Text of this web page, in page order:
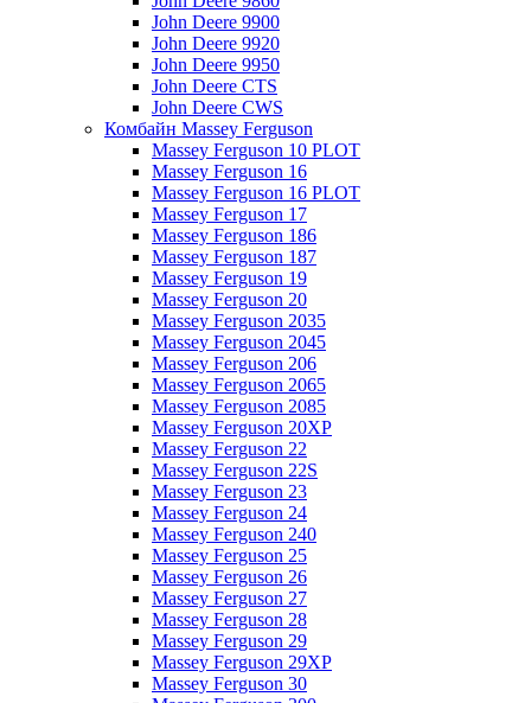
John Deere 9900
John Deere 9920
John Deere 9950
John Deere CTS
John Deere CWS
Комбайн Massey Ferguson
Massey Ferguson 10 PLOT
Massey Ferguson 16
Massey Ferguson 16 PLOT
Massey Ferguson 17
Massey Ferguson 186
Massey Ferguson 187
Massey Ferguson 19
Massey Ferguson 20
Massey Ferguson 2035
Massey Ferguson 2045
Massey Ferguson 206
Massey Ferguson 2065
Massey Ferguson 2085
Massey Ferguson 20XP
Massey Ferguson 22
Massey Ferguson 22S
Massey Ferguson 23
Massey Ferguson 24
Massey Ferguson 240
Massey Ferguson 25
Massey Ferguson 26
Massey Ferguson 27
Massey Ferguson 28
Massey Ferguson 29
Massey Ferguson 29XP
Massey Ferguson 30